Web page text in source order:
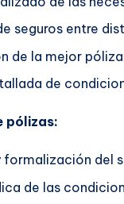
seguros entre
de la mejor
de
pólizas:
del
de las